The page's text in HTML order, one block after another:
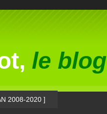
le blog
2008-2020 ]